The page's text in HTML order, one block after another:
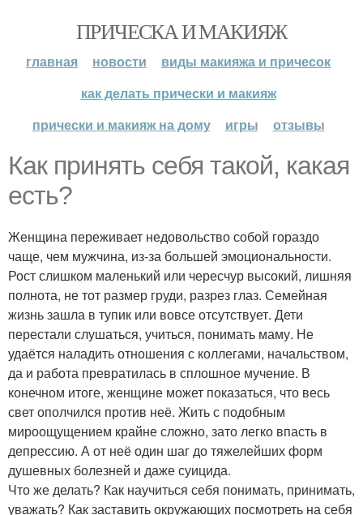
ПРИЧЕСКА И МАКИЯЖ
главная новости
виды макияжа и причесок
как делать прически и макияж
прически и макияж на дому
игры отзывы
Как принять себя такой, какая
есть?
Женщина переживает недовольство собой гораздо
чаще, чем мужчина, из-за большей эмоциональности.
Рост слишком маленький или чересчур высокий, лишняя
полнота, не тот размер груди, разрез глаз. Семейная
жизнь зашла в тупик или вовсе отсутствует. Дети
перестали слушаться, учиться, понимать маму. Не
удаётся наладить отношения с коллегами, начальством,
да и работа превратилась в сплошное мучение. В
конечном итоге, женщине может показаться, что весь
свет ополчился против неё. Жить с подобным
мироощущением крайне сложно, зато легко впасть в
депрессию. А от неё один шаг до тяжелейших форм
душевных болезней и даже суицида.
Что же делать? Как научиться себя понимать, принимать,
уважать? Как заставить окружающих посмотреть на себя